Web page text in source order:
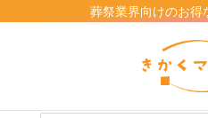
容
プ
葬祭業界向けのお得